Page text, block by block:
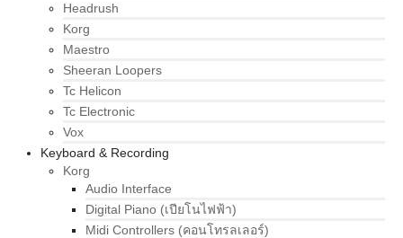
Headrush
Korg
Maestro
Sheeran Loopers
Tc Helicon
Tc Electronic
Vox
Keyboard & Recording
Korg
Audio Interface
Digital Piano (เปียโนไฟฟ้า)
Midi Controllers (คอนโทรลเลอร์)